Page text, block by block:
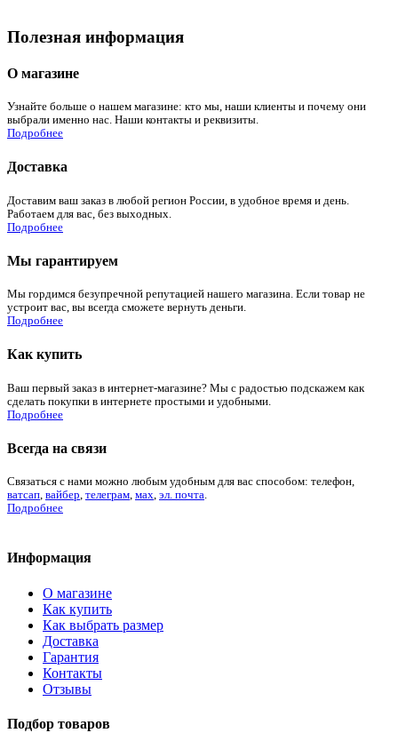
Полезная информация
О магазине
Узнайте больше о нашем магазине: кто мы, наши клиенты и почему они
выбрали именно нас. Наши контакты и реквизиты.
Подробнее
Доставка
Доставим ваш заказ в любой регион России, в удобное время и день.
Работаем для вас, без выходных.
Подробнее
Мы гарантируем
Мы гордимся безупречной репутацией нашего магазина. Если товар не
устроит вас, вы всегда сможете вернуть деньги.
Подробнее
Как купить
Ваш первый заказ в интернет-магазине? Мы с радостью подскажем как
сделать покупки в интернете простыми и удобными.
Подробнее
Всегда на связи
Связаться с нами можно любым удобным для вас способом: телефон,
ватсап, вайбер, телеграм, мах, эл. почта.
Подробнее
Информация
О магазине
Как купить
Как выбрать размер
Доставка
Гарантия
Контакты
Отзывы
Подбор товаров